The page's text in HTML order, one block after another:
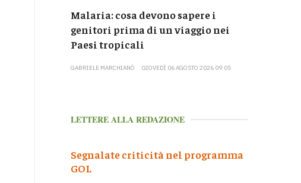
Malaria: cosa devono sapere i
genitori prima di un viaggio nei
Paesi tropicali
GABRIELE MARCHIANÒ GIOVEDÌ 06 AGOSTO 2026 09:05
LETTERE ALLA REDAZIONE
Segnalate criticità nel programma
GOL